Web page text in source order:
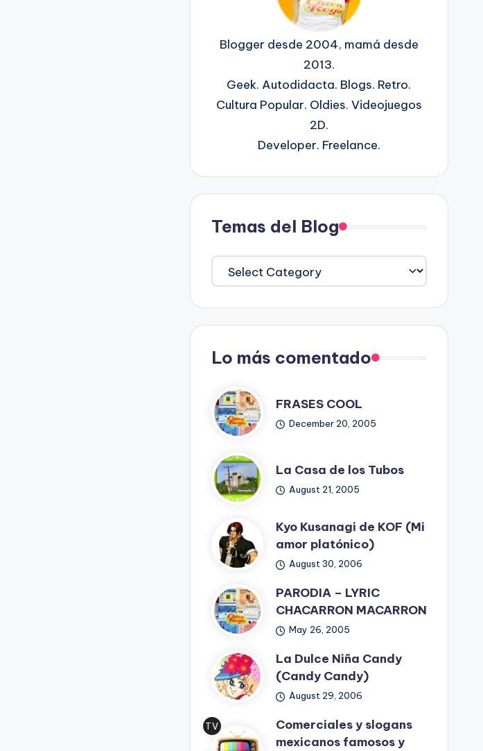
Blogger desde 2004, mamá desde
2013.
Geek. Autodidacta. Blogs. Retro.
Cultura Popular. Oldies. Videojuegos
2D.
Developer. Freelance.
Temas del Blog
Temas
del
Blog
Lo más comentado
FRASES COOL
December 20, 2005
La Casa de los Tubos
August 21, 2005
Kyo Kusanagi de KOF (Mi
amor platónico)
August 30, 2006
PARODIA – LYRIC
CHACARRON MACARRON
May 26, 2005
La Dulce Niña Candy
(Candy Candy)
August 29, 2006
TV
Ret
Comerciales y slogans
mexicanos famosos y